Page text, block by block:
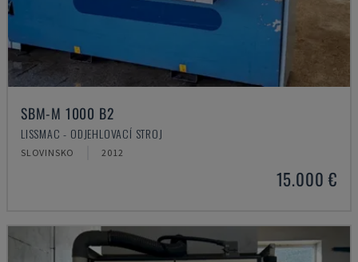
SBM-M 1000 B2
LISSMAC - ODJEHLOVACÍ STROJ
SLOVINSKO 2012
15.000 €